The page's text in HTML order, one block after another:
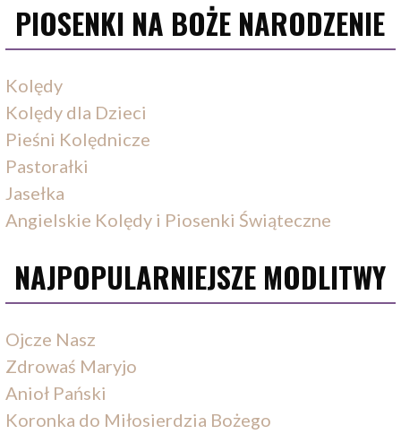
PIOSENKI NA BOŻE NARODZENIE
Kolędy
Kolędy dla Dzieci
Pieśni Kolędnicze
Pastorałki
Jasełka
Angielskie Kolędy i Piosenki Świąteczne
NAJPOPULARNIEJSZE MODLITWY
Ojcze Nasz
Zdrowaś Maryjo
Anioł Pański
Koronka do Miłosierdzia Bożego